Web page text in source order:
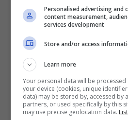
retroscena – è giusto
confermabile e non tutto
l’impressione è netta.
rispettosa, corale.
Royal Ascot resta, prima
alto livello. Il giovedì
Personalised advertising and
content measurement,
services development
Store and/or access
Learn more
Your personal data will be
your device (cookies, unique
data) may be stored by, accessed by
partners, or used specifically by this
may use precise geolocation data.